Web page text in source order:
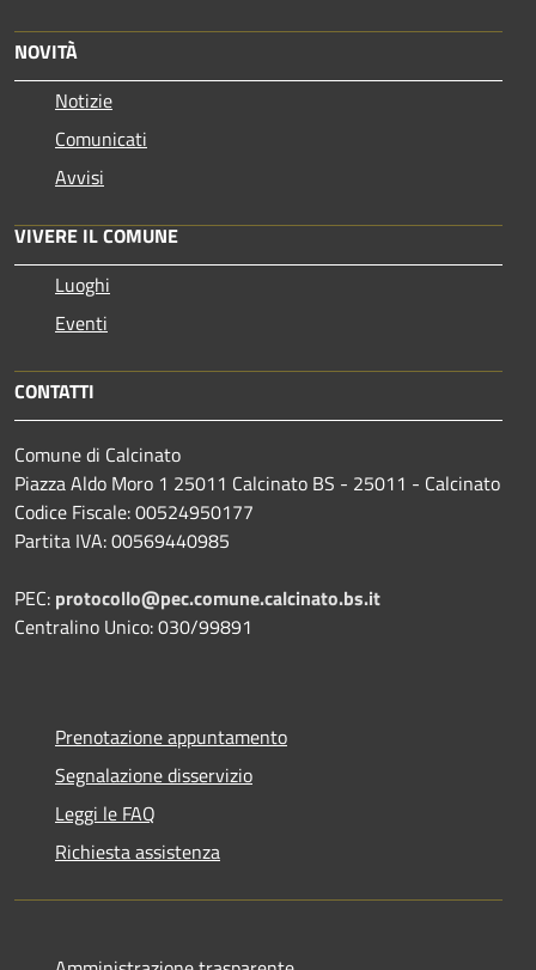
NOVITÀ
Notizie
Comunicati
Avvisi
VIVERE IL COMUNE
Luoghi
Eventi
CONTATTI
Comune di Calcinato
Piazza Aldo Moro 1 25011 Calcinato BS - 25011 - Calcinato
Codice Fiscale: 00524950177
Partita IVA: 00569440985
PEC: protocollo@pec.comune.calcinato.bs.it
Centralino Unico: 030/99891
Prenotazione appuntamento
Segnalazione disservizio
Leggi le FAQ
Richiesta assistenza